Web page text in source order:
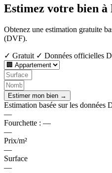
Estimez votre bien
Obtenez une estimation gratuite
(DVF).
✓ Gratuit ✓ Données officielles
Estimer mon bien →
Estimation basée sur les données
—
Fourchette : —
—
Prix/m²
—
Surface
—